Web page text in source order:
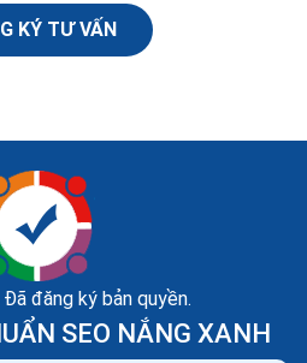
KÝ TƯ VẤN
đăng ký bản quyền.
SEO NẮNG XANH